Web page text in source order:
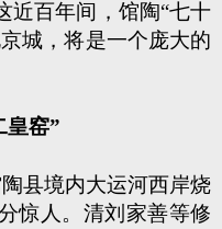
近百年间，馆陶“七十
城，将是一个庞大的
皇窑”
县境内大运河西岸烧
惊人。清刘家善等修